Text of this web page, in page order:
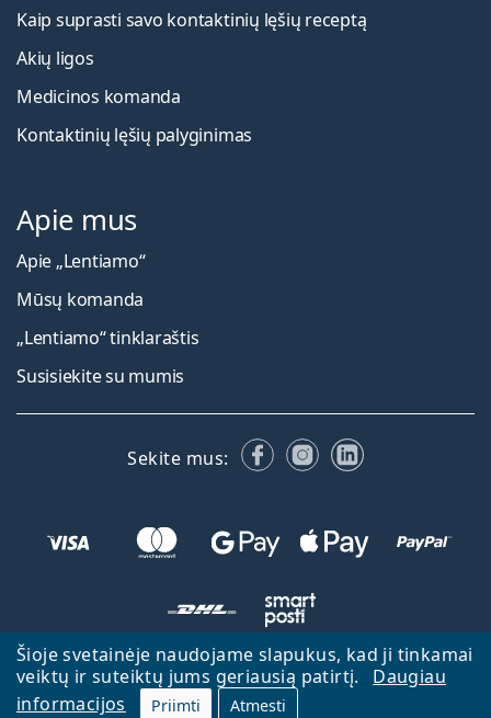
Šioje svetainėje naudojame slapukus, kad ji tinkamai
veiktų ir suteiktų jums geriausią patirtį.
Daugiau
informacijos
Priimti Atmesti
Kaip suprasti savo kontaktinių lęšių receptą
Akių ligos
Medicinos komanda
Kontaktinių lęšių palyginimas
Apie mus
Apie „Lentiamo“
Mūsų komanda
„Lentiamo“ tinklaraštis
Susisiekite su mumis
Sekite mus: FacebookInstagram
LinkedIn
Atgal į pagrindinį puslapį
Eiti aukštyn
Lentiamo.lt priklauso ir yra valdoma Lentiamo s.r.o., Čekija